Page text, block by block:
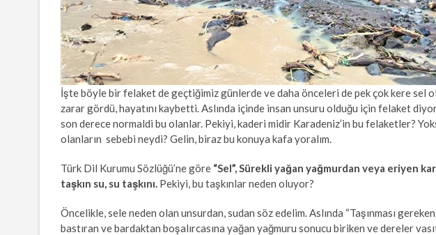
İşte böyle bir felaket de geçtiğimiz günlerde ve daha önceleri de pek çok kere sel
zarar gördü, hayatını kaybetti. Aslında içinde insan unsuru olduğu için felaket
son derece normaldi bu olanlar. Pekiyi, kaderi midir Karadeniz’in bu felaketler?
olanların sebebi neydi? Gelin, biraz bu konuya kafa yoralım.
Türk Dil Kurumu Sözlüğü’ne göre “Sel”, Sürekli yağan yağmurdan veya eriyen
taşkın su, su taşkını. Pekiyi, bu taşkınlar neden oluyor?
Öncelikle, sele neden olan unsurdan, sudan söz edelim. Aslında “Taşınması
bastıran ve bardaktan boşalırcasına yağan yağmuru sonucu biriken ve dereler